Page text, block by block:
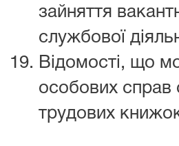
зайняття
службової
Відомості, що
особових справ
трудових